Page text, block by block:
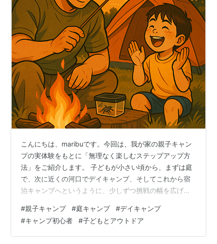
こんにちは、maribuです。今回は、我が家の親子キャン
プの実体験をもとに「無理なく楽しむステップアップ方
法」をご紹介します。 子どもが小さい頃から、まずは庭
で、次に近くの河口でデイキャンプ、そしてこれから宿
泊キャンプへというように、少しずつ挑戦の幅を広げて
には？」と悩んでいる初心者の方にも役立つ内容になっ
ていますので、ぜひ最後までご覧ください！ 🏡 ステップ
1：庭キャンプ｜“安心”と“ワクワク”がぎゅっと詰まった
#親子キャンプ #庭キャンプ #デイキャンプ
#キャンプ初心者 #子どもとアウトドア